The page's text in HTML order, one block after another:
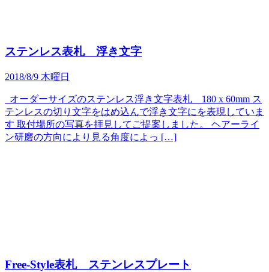
ステンレス表札 浮き文字
2018/8/9 木曜日
オーダーサイズのステンレス浮き文字表札 180 x 60mm ス
テンレスの切り文字をはめ込んで浮き文字にを表現していま
す 取付場所の写真を拝見してご提案しました。 ヘアーライ
ン研磨の方向により見る角度によっ […]
Free-Style表札 ステンレスプレート